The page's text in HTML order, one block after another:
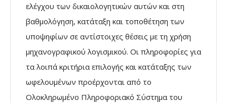
ελέγχου των δικαιολογητικών αυτών και στη
βαθμολόγηση, κατάταξη και τοποθέτηση των
υποψηφίων σε αντίστοιχες θέσεις με τη χρήση
μηχανογραφικού λογισμικού. Οι πληροφορίες για
τα λοιπά κριτήρια επιλογής και κατάταξης των
ωφελουμένων προέρχονται από το
Ολοκληρωμένο Πληροφοριακό Σύστημα του